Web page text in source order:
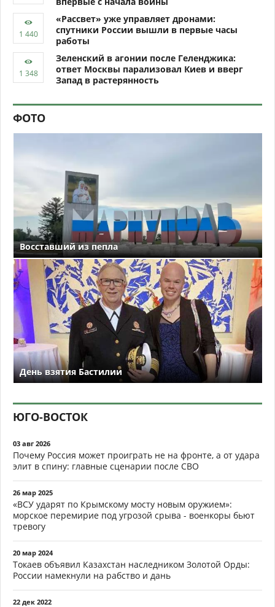
«Рассвет» уже управляет дронами:
спутники России вышли в первые часы
работы
Зеленский в агонии после Геленджика:
ответ Москвы парализовал Киев и вверг
Запад в растерянность
ФОТО
Восставший из пепла
День взятия Бастилии
ЮГО-ВОСТОК
03 авг 2026
Почему Россия может проиграть не на фронте, а от удара
элит в спину: главные сценарии после СВО
26 мар 2025
«ВСУ ударят по Крымскому мосту новым оружием»:
морское перемирие под угрозой срыва - военкоры бьют
тревогу
20 мар 2024
Токаев объявил Казахстан наследником Золотой Орды:
России намекнули на рабство и дань
22 дек 2022